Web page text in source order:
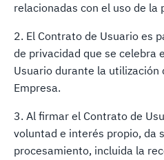
relacionadas con el uso de la
2. El Contrato de Usuario es
de privacidad que se celebra
Usuario durante la utilización
Empresa.
3. Al firmar el Contrato de
voluntad e interés propio, da
procesamiento, incluida la